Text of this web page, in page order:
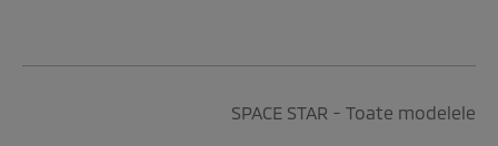
SPACE STAR - Toate modelele